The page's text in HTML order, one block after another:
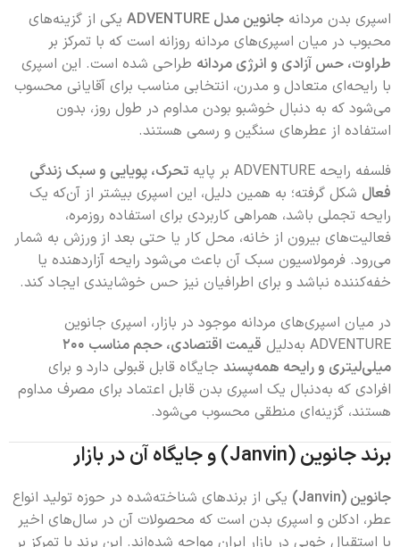
اسپری بدن مردانه جانوین مدل ADVENTURE
یکی از گزینه‌های
محبوب در میان اسپری‌های مردانه روزانه است که با تمرکز بر
طراوت، حس آزادی و انرژی مردانه طراحی شده است. این اسپری
با رایحه‌ای متعادل و مدرن، انتخابی مناسب برای آقایانی محسوب
می‌شود که به دنبال خوشبو بودن مداوم در طول روز، بدون
استفاده از عطرهای سنگین و رسمی هستند.
فلسفه رایحه ADVENTURE بر پایه
تحرک، پویایی و سبک زندگی
فعال شکل گرفته؛ به همین دلیل، این اسپری بیشتر از آن‌که یک
رایحه تجملی باشد، همراهی کاربردی برای استفاده روزمره،
فعالیت‌های بیرون از خانه، محل کار یا حتی بعد از ورزش به شمار
می‌رود. فرمولاسیون سبک آن باعث می‌شود رایحه آزاردهنده یا
خفه‌کننده نباشد و برای اطرافیان نیز حس خوشایندی ایجاد کند.
در میان اسپری‌های مردانه موجود در بازار، اسپری جانوین
ADVENTURE به‌دلیل
قیمت اقتصادی، حجم مناسب ۲۰۰
میلی‌لیتری و رایحه همه‌پسند جایگاه قابل قبولی دارد و برای
افرادی که به‌دنبال یک اسپری بدن قابل اعتماد برای مصرف مداوم
هستند، گزینه‌ای منطقی محسوب می‌شود.
برند جانوین (Janvin) و جایگاه آن در بازار
جانوین (Janvin)
یکی از برندهای شناخته‌شده در حوزه تولید انواع
عطر، ادکلن و اسپری بدن است که محصولات آن در سال‌های اخیر
با استقبال خوبی در بازار ایران مواجه شده‌اند. این برند با تمرکز بر